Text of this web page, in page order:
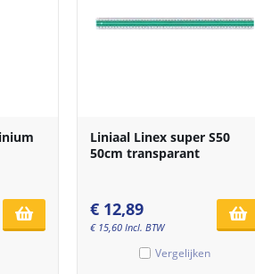
Liniaal Linex super S50
50cm transparant
€ 12,89
€ 15,60 Incl. BTW
Vergelijken